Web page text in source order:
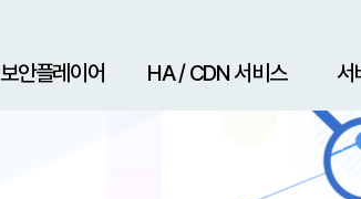
보안플레이어 HA / CDN 서비스 서
HA /
이러